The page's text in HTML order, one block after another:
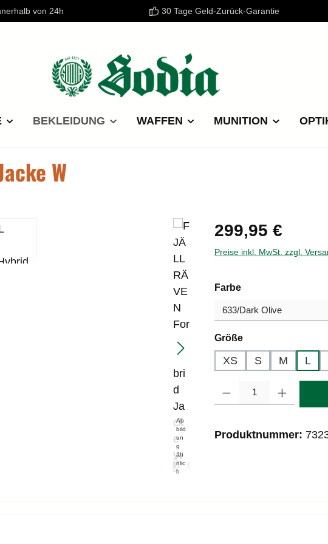
von 24h 30 Tage Geld-Zurück-Garantie
BEKLEIDUNG WAFFEN MUNITION
W
Ab
bild
un
g
äh
nlic
h
Regulärer Preis:
299,95 €
Preise inkl. MwSt. zzgl.
Farbeauswählen
Größeauswählen
XS S M L
Produktnummer: